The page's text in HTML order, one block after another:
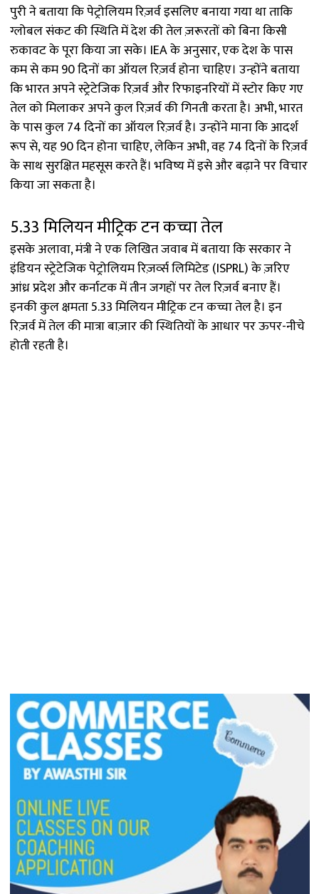
पुरी ने बताया कि पेट्रोलियम रिज़र्व इसलिए बनाया गया था ताकि
ग्लोबल संकट की स्थिति में देश की तेल ज़रूरतों को बिना किसी
रुकावट के पूरा किया जा सके। IEA के अनुसार, एक देश के पास
कम से कम 90 दिनों का ऑयल रिज़र्व होना चाहिए। उन्होंने बताया
कि भारत अपने स्ट्रेटेजिक रिज़र्व और रिफाइनरियों में स्टोर किए गए
तेल को मिलाकर अपने कुल रिज़र्व की गिनती करता है। अभी, भारत
के पास कुल 74 दिनों का ऑयल रिज़र्व है। उन्होंने माना कि आदर्श
रूप से, यह 90 दिन होना चाहिए, लेकिन अभी, वह 74 दिनों के रिज़र्व
के साथ सुरक्षित महसूस करते हैं। भविष्य में इसे और बढ़ाने पर विचार
किया जा सकता है।
5.33 मिलियन मीट्रिक टन कच्चा तेल
इसके अलावा, मंत्री ने एक लिखित जवाब में बताया कि सरकार ने
इंडियन स्ट्रेटेजिक पेट्रोलियम रिज़र्व्स लिमिटेड (ISPRL) के ज़रिए
आंध्र प्रदेश और कर्नाटक में तीन जगहों पर तेल रिज़र्व बनाए हैं।
इनकी कुल क्षमता 5.33 मिलियन मीट्रिक टन कच्चा तेल है। इन
रिज़र्व में तेल की मात्रा बाज़ार की स्थितियों के आधार पर ऊपर-नीचे
होती रहती है।